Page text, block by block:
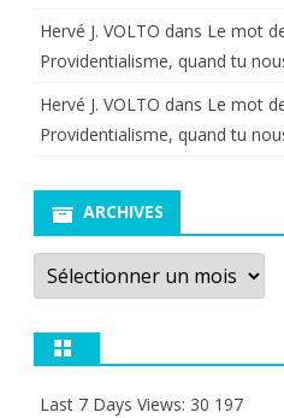
Hervé J. VOLTO dans Le mot
Providentialisme, quand tu
Hervé J. VOLTO dans Le mot
Providentialisme, quand tu
ARCHIVES
Archives
Last 7 Days Views: 30 197